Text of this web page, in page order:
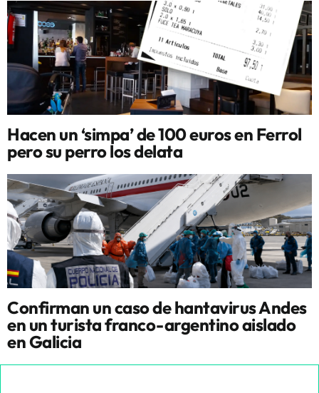
Hacen un ‘simpa’ de 100 euros en Ferrol
pero su perro los delata
Confirman un caso de hantavirus Andes
en un turista franco-argentino aislado
en Galicia